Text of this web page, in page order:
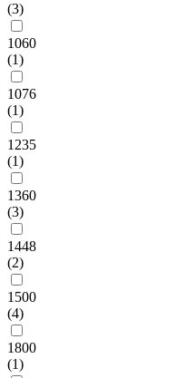
(3)
1060
(1)
1076
(1)
1235
(1)
1360
(3)
1448
(2)
1500
(4)
1800
(1)